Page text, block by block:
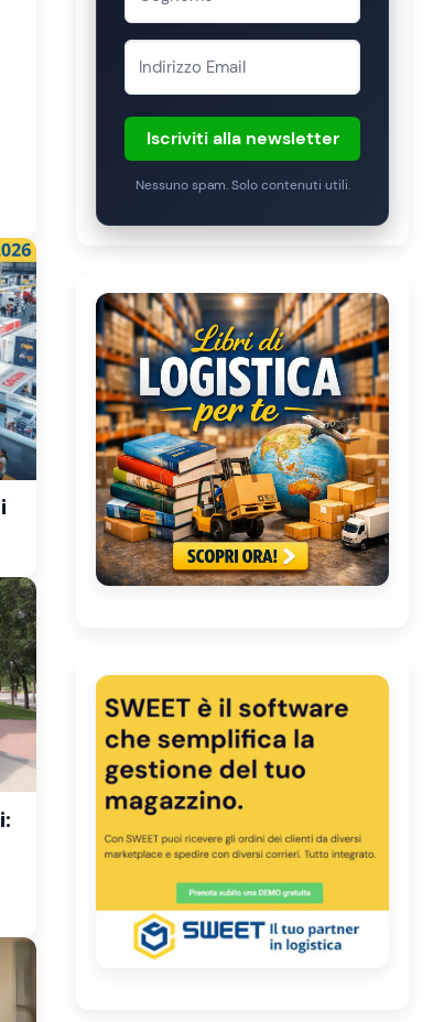
Iscriviti alla newsletter
Nessuno spam. Solo contenuti utili.